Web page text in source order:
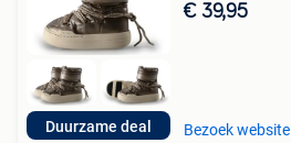
Duurzame deal
€ 39,95
Bezoek website